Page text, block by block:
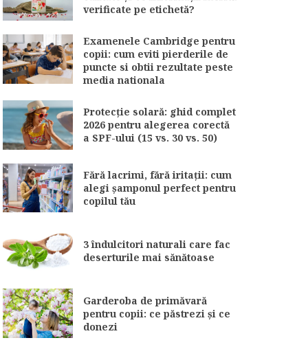
verificate pe etichetă?
Examenele Cambridge pentru
copii: cum eviti pierderile de
puncte si obtii rezultate peste
media nationala
Protecție solară: ghid complet
2026 pentru alegerea corectă
a SPF-ului (15 vs. 30 vs. 50)
Fără lacrimi, fără iritații: cum
alegi șamponul perfect pentru
copilul tău
3 îndulcitori naturali care fac
deserturile mai sănătoase
Garderoba de primăvară
pentru copii: ce păstrezi și ce
donezi